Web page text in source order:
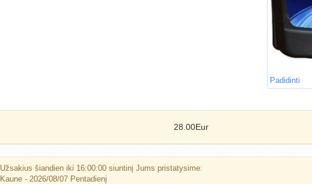
Padidinti
28.00Eur
Užsakius šiandien iki 16:00:00 siuntinį Jums pristatysime:
Kaune - 2026/08/07 Pentadienį